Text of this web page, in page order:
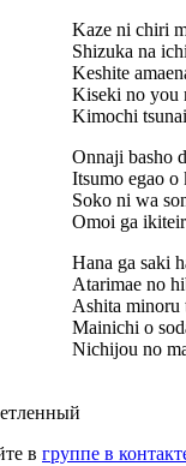
Kaze ni chiri
Shizuka na
Keshite
Kiseki no you
Kimochi
Onnaji basho
Itsumo egao o
Soko ni wa
Omoi ga
Hana ga saki
Atarimae no
Ashita minoru
Mainichi o
Nichijou no
в группе в